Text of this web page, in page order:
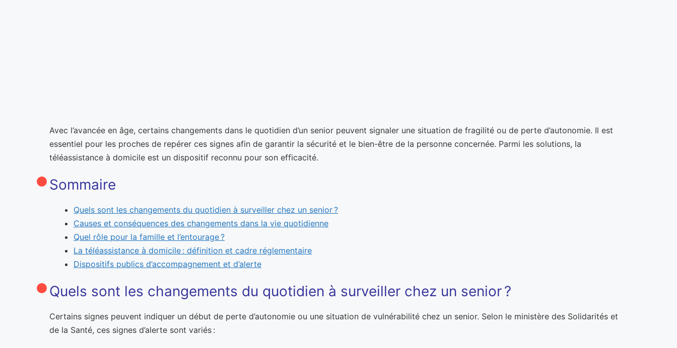
Avec l’avancée en âge, certains changements dans le quotidien d’un senior peuvent signaler une situation de fragilité ou de perte d’autonomie. Il est
essentiel pour les proches de repérer ces signes afin de garantir la sécurité et le bien-être de la personne concernée. Parmi les solutions, la
téléassistance à domicile est un dispositif reconnu pour son efficacité.
Sommaire
Quels sont les changements du quotidien à surveiller chez un senior ?
Causes et conséquences des changements dans la vie quotidienne
Quel rôle pour la famille et l’entourage ?
La téléassistance à domicile : définition et cadre réglementaire
Dispositifs publics d’accompagnement et d’alerte
Quels sont les changements du quotidien à surveiller chez un senior ?
Certains signes peuvent indiquer un début de perte d’autonomie ou une situation de vulnérabilité chez un senior. Selon le ministère des Solidarités et
de la Santé, ces signes d’alerte sont variés :